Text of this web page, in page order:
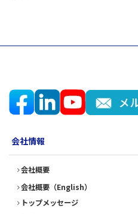
会社情報
会社概要
会社概要（English）
トップメッセージ